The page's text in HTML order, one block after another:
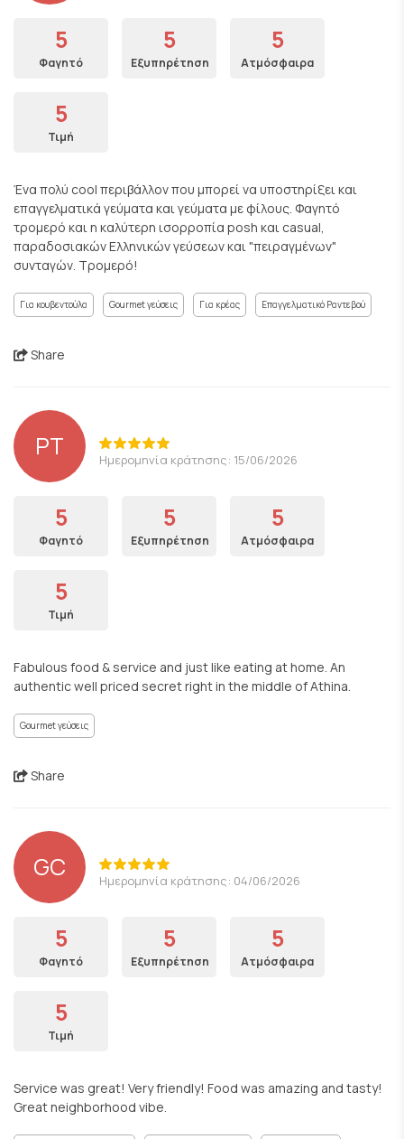
5
Φαγητό
5
Εξυπηρέτηση
5
Ατμόσφαιρα
5
Τιμή
Ένα πολύ cool περιβάλλον που μπορεί να υποστηρίξει και
επαγγελματικά γεύματα και γεύματα με φίλους. Φαγητό
τρομερό και η καλύτερη ισορροπία posh και casual,
παραδοσιακών Ελληνικών γεύσεων και "πειραγμένων"
συνταγών. Τρομερό!
Για κουβεντούλα Gourmet γεύσεις Για κρέας Επαγγελματικό Ραντεβού
Share
PT Ημερομηνία κράτησης: 15/06/2026
5
Φαγητό
5
Εξυπηρέτηση
5
Ατμόσφαιρα
5
Τιμή
Fabulous food & service and just like eating at home. An
authentic well priced secret right in the middle of Athina.
Gourmet γεύσεις
Share
GC Ημερομηνία κράτησης: 04/06/2026
5
Φαγητό
5
Εξυπηρέτηση
5
Ατμόσφαιρα
5
Τιμή
Service was great! Very friendly! Food was amazing and tasty!
Great neighborhood vibe.